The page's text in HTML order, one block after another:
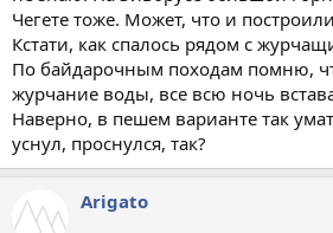
Чегете тоже. Может, что и
Кстати, как спалось рядом с
По байдарочным походам помню,
журчание воды, все всю ночь
Наверно, в пешем варианте так
уснул, проснулся, так?
Arigato